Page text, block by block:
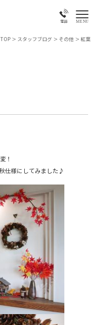
電話 MENU
TOP > スタッフブログ > その他 > 紅葉
！
仕様にしてみました♪